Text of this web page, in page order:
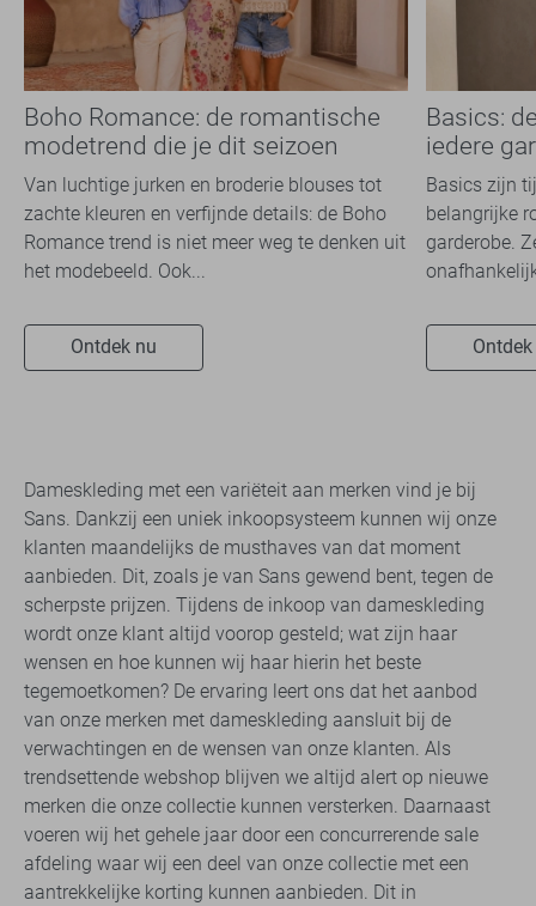
Boho Romance: de romantische
modetrend die je dit seizoen
overal ziet
Van luchtige jurken en broderie blouses tot
zachte kleuren en verfijnde details: de Boho
Romance trend is niet meer weg te denken uit
het modebeeld. Ook...
Ontdek nu
Basics:
iedere
Basics zijn
belangrijke
garderobe.
Dameskleding met een variëteit aan merken vind je bij
Sans. Dankzij een uniek inkoopsysteem kunnen wij onze
klanten maandelijks de musthaves van dat moment
aanbieden. Dit, zoals je van Sans gewend bent, tegen de
scherpste prijzen. Tijdens de inkoop van dameskleding
wordt onze klant altijd voorop gesteld; wat zijn haar
wensen en hoe kunnen wij haar hierin het beste
tegemoetkomen? De ervaring leert ons dat het aanbod
van onze merken met dameskleding aansluit bij de
verwachtingen en de wensen van onze klanten. Als
trendsettende webshop blijven we altijd alert op nieuwe
merken die onze collectie kunnen versterken. Daarnaast
voeren wij het gehele jaar door een concurrerende sale
afdeling waar wij een deel van onze collectie met een
aantrekkelijke korting kunnen aanbieden. Dit in